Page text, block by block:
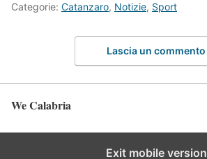
Categorie: Catanzaro, Notizie, Sport
Lascia un commento
We Calabria
Exit mobile version